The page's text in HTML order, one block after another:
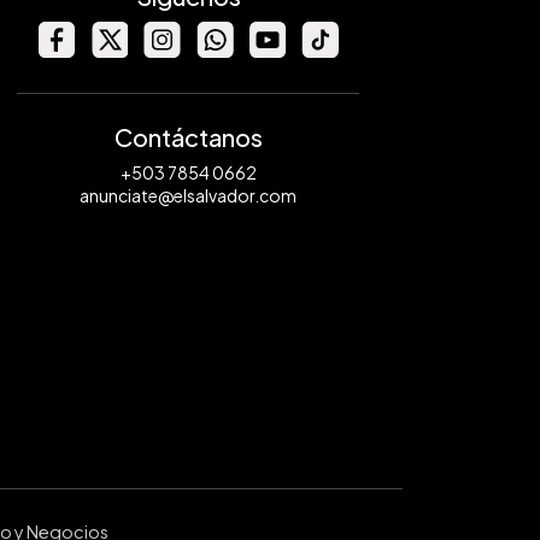
Contáctanos
+503 7854 0662
anunciate@elsalvador.com
y Negocios